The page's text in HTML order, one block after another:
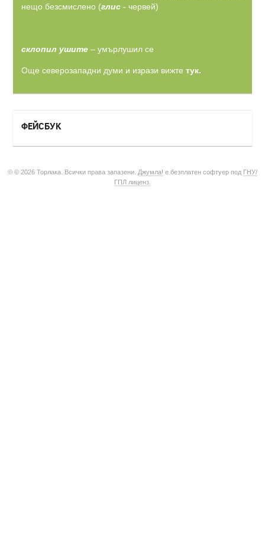
нещо безсмислено (глис - червей)
склопил ушите – умърлушил се
Още северозападни думи и изрази вижте тук.
ФЕЙСБУК
© © 2026 Торлака. Всички права запазени. Джумла! е безплатен софтуер под ГНУ/
ГПЛ лиценз.